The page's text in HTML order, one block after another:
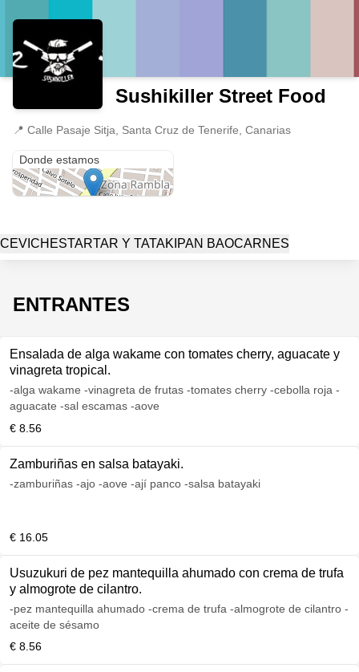
Sushikiller Street Food
📍 Calle Pasaje Sitja, Santa Cruz de Tenerife, Canarias
Donde estamos
CEVICHESTARTAR Y TATAKI PAN BAOCARNES
ENTRANTES
Ensalada de alga wakame con tomates cherry, aguacate y
vinagreta tropical.
-alga wakame -vinagreta de frutas -tomates cherry -cebolla roja -
aguacate -sal escamas -aove
€ 8.56
Zamburiñas en salsa batayaki.
-zamburiñas -ajo -aove -ají panco -salsa batayaki
€ 16.05
Usuzukuri de pez mantequilla ahumado con crema de trufa
y almogrote de cilantro.
-pez mantequilla ahumado -crema de trufa -almogrote de cilantro -
aceite de sésamo
€ 8.56